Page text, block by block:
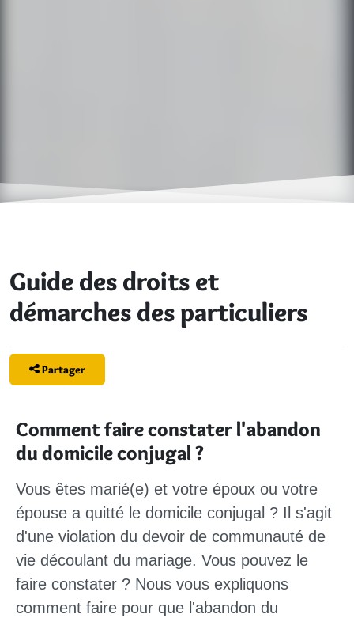
Guide des droits et
démarches des particuliers
Partager
Comment faire constater l'abandon
du domicile conjugal ?
Vous êtes marié(e) et votre époux ou votre
épouse a quitté le domicile conjugal ? Il s'agit
d'une violation du devoir de communauté de
vie découlant du mariage. Vous pouvez le
faire constater ? Nous vous expliquons
comment faire pour que l'abandon du